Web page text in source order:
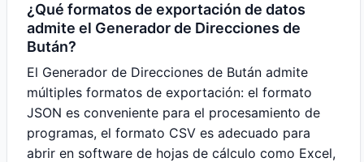
¿Qué formatos de exportación de datos
admite el Generador de Direcciones de
Bután?
El Generador de Direcciones de Bután admite
múltiples formatos de exportación: el formato
JSON es conveniente para el procesamiento de
programas, el formato CSV es adecuado para
abrir en software de hojas de cálculo como Excel,